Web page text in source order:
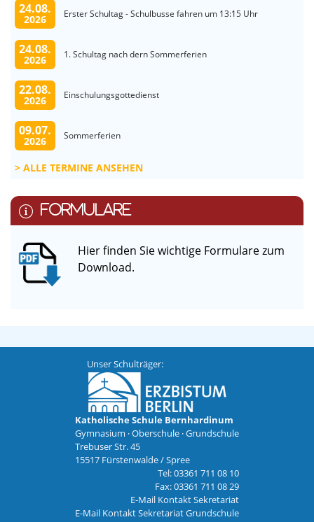
24.08.
2026 Erster Schultag - Schulbusse fahren um 13:15 Uhr
24.08.
2026 1. Schultag nach dern Sommerferien
22.08.
2026 Einschulungsgottedienst
09.07.
2026 Sommerferien
ALLE TERMINE ANSEHEN
FORMULARE
Hier finden Sie wichtige Formulare zum
Download.
Unser Schulträger:
Katholische Schule Bernhardinum
Gymnasium · Oberschule · Grundschule
Trebuser Str. 45
15517 Fürstenwalde / Spree
Tel: 03361 711 08 10
Fax: 03361 711 08 29
E-Mail Kontakt Sekretariat
E-Mail Kontakt Sekretariat Grundschule